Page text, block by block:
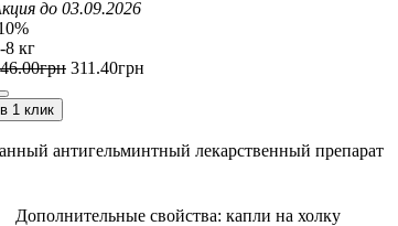
до 03.09.2026
8 кг
.00грн 311 .40грн
в 1 клик
антигельминтный лекарственный препарат
Дополнительные свойства: капли на холку